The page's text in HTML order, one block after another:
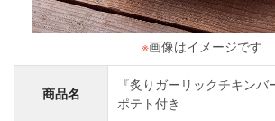
※画像はイメージです
商品名
『炙りガーリックチキン
ポテト付き